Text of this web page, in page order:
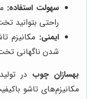
سهولت استفاده:
راحتی بتوانید
ایمنی: مکانیزم
شدن ناگهانی
بهسازان چوب در
مکانیزم‌های تاشو